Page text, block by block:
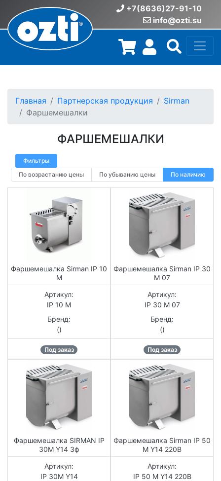
+7(8636)27-91-10
info@ozti.su
Главная Партнерская продукция
Sirman
Фаршемешалки
ФАРШЕМЕШАЛКИ
Фильтры
По возрастанию цены
По убыванию цены По наличию
Фаршемешалка Sirman IP 10
M
Артикул:
IP 10 M
Бренд:
()
Под заказ
Фаршемешалка Sirman IP 30
M 07
Артикул:
IP 30 M 07
Бренд:
()
Под заказ
Фаршемешалка SIRMAN IP
30M Y14 3ф
Артикул:
IP 30M Y14
Фаршемешалка Sirman IP 50
M Y14 220В
Артикул:
IP 50 M Y14 220В